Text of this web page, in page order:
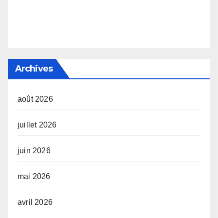
Archives
août 2026
juillet 2026
juin 2026
mai 2026
avril 2026